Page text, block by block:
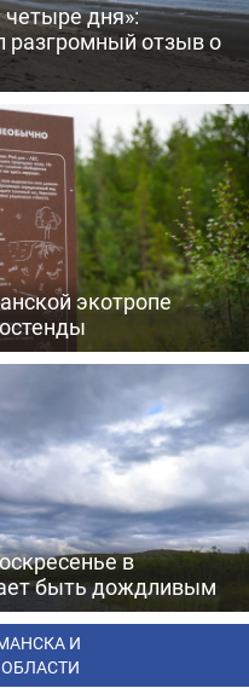
дня»:
разгромный отзыв о
экотропе
в
быть дождливым
И